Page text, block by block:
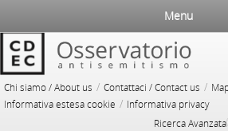
Chi siamo / About us / Contattaci / Contact us /
Informativa estesa cookie / Informativa privacy
Ricerca Avanzata
Menu